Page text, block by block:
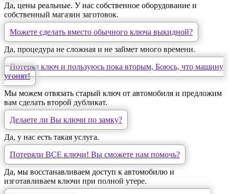
Да, цены реальные. У нас собственное оборудование и
собственный магазин заготовок.
Можете сделать вместо обычного ключа выкидной?
Да, процедура не сложная и не займет много времени.
Потерял ключ и пользуюсь пока вторым, Боюсь, что машину
угонят!
Мы можем отвязать старый ключ от автомобиля и предложим
вам сделать второй дубликат.
Делаете ли Вы ключи по замку?
Да, у нас есть такая услуга.
Потеряли ВСЕ ключи! Вы сможете нам помочь?
Да, мы восстанавливаем доступ к автомобилю и
изготавливаем ключи при полной утере.